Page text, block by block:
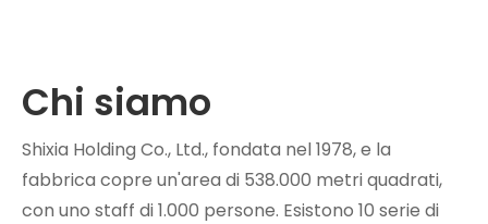
Chi siamo
Shixia Holding Co., Ltd., fondata nel 1978, e la
fabbrica copre un'area di 538.000 metri quadrati,
con uno staff di 1.000 persone. Esistono 10 serie di